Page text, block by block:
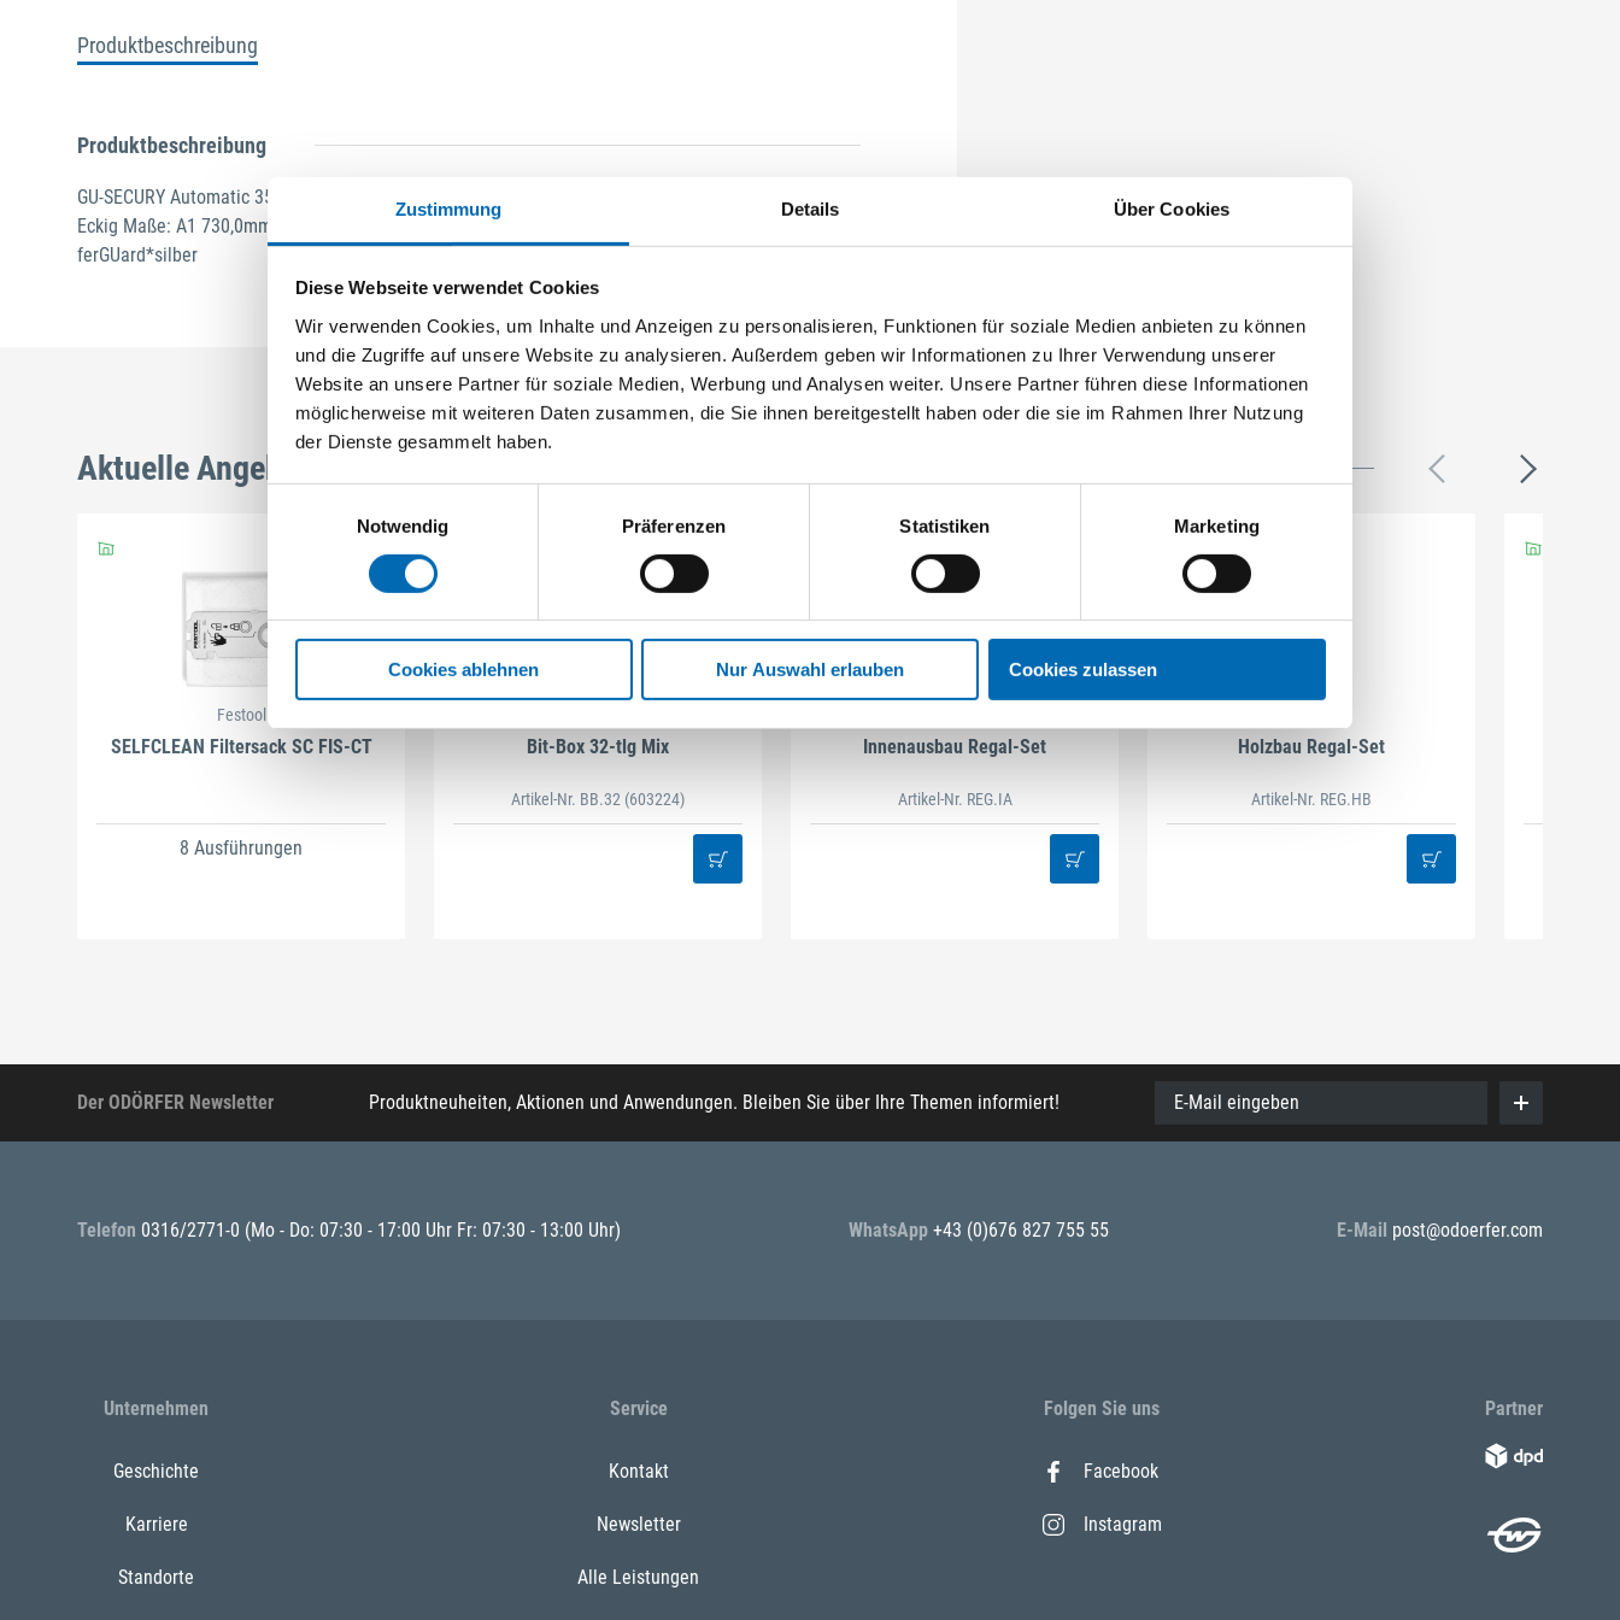
Zustimmung Details Über Cookies
Diese Webseite verwendet Cookies
Wir verwenden Cookies, um Inhalte und Anzeigen zu personalisieren, Funktionen für soziale Medien anbieten zu können
und die Zugriffe auf unsere Website zu analysieren. Außerdem geben wir Informationen zu Ihrer Verwendung unserer
Website an unsere Partner für soziale Medien, Werbung und Analysen weiter. Unsere Partner führen diese Informationen
möglicherweise mit weiteren Daten zusammen, die Sie ihnen bereitgestellt haben oder die sie im Rahmen Ihrer Nutzung
der Dienste gesammelt haben.
Notwendig
Präferenzen Statistiken Marketing
Cookies ablehnen Nur Auswahl erlauben Cookies zulassen
Produktbeschreibung
Produktbeschreibung
GU-SECURY Automatic 35/92 sf2 Nuss: 8mm Kennkerbe: 1020mm Flachstulp 16x2,5mm L:2285,0mm
Eckig Maße: A1 730,0mm B1 760,0mm Für Sperrbügel vorgerichtet A-Öffner: optional
ferGUard*silber
Aktuelle Angebote
Festool
SELFCLEAN Filtersack SC FIS-CT
8 Ausführungen
Bit-Box 32-tlg Mix
Artikel-Nr. BB.32 (603224)
Innenausbau Regal-Set
Artikel-Nr. REG.IA
Holzbau Regal-Set
Artikel-Nr. REG.HB
Der ODÖRFER Newsletter Produktneuheiten, Aktionen und Anwendungen. Bleiben Sie über Ihre Themen informiert! E-Mail eingeben
Telefon 0316/2771-0 (Mo - Do: 07:30 - 17:00 Uhr Fr: 07:30 - 13:00 Uhr) WhatsApp +43 (0)676 827 755 55 E-Mail post@odoerfer.com
Unternehmen
Geschichte
Karriere
Standorte
Service
Kontakt
Newsletter
Alle Leistungen
Folgen Sie uns
Facebook
Instagram
Partner